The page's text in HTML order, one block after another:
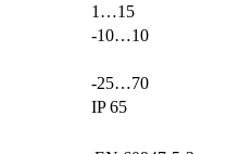
1…15
-10…10
-25…70
IP 65